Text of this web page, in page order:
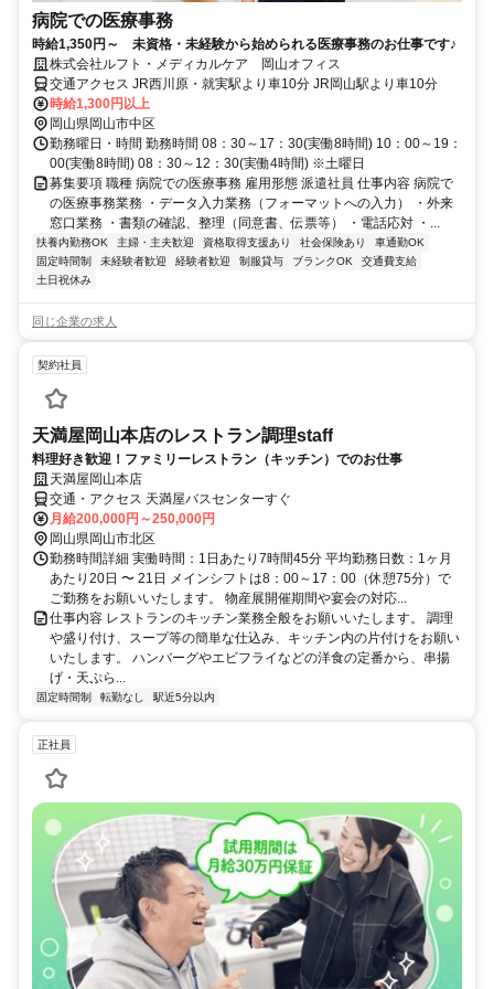
病院での医療事務
時給1,350円～ 未資格・未経験から始められる医療事務のお仕事です♪
株式会社ルフト・メディカルケア 岡山オフィス
交通アクセス JR西川原・就実駅より車10分 JR岡山駅より車10分
時給1,300円以上
岡山県岡山市中区
勤務曜日・時間 勤務時間 08：30～17：30(実働8時間) 10：00～19：
00(実働8時間) 08：30～12：30(実働4時間) ※土曜日
募集要項 職種 病院での医療事務 雇用形態 派遣社員 仕事内容 病院で
の医療事務業務 ・データ入力業務（フォーマットへの入力） ・外来
窓口業務 ・書類の確認、整理（同意書、伝票等） ・電話応対 ・...
扶養内勤務OK 主婦・主夫歓迎 資格取得支援あり 社会保険あり
車通勤OK
固定時間制
未経験者歓迎 経験者歓迎 制服貸与 ブランクOK
交通費支給
土日祝休み
同じ企業の求人
契約社員
天満屋岡山本店のレストラン調理staff
料理好き歓迎！ファミリーレストラン（キッチン）でのお仕事
天満屋岡山本店
交通・アクセス 天満屋バスセンターすぐ
月給200,000円～250,000円
岡山県岡山市北区
勤務時間詳細 実働時間：1日あたり7時間45分 平均勤務日数：1ヶ月
あたり20日 〜 21日 メインシフトは8：00～17：00（休憩75分）で
ご勤務をお願いいたします。 物産展開催期間や宴会の対応...
仕事内容 レストランのキッチン業務全般をお願いいたします。 調理
や盛り付け、スープ等の簡単な仕込み、キッチン内の片付けをお願い
いたします。 ハンバーグやエビフライなどの洋食の定番から、串揚
げ・天ぷら...
固定時間制 転勤なし 駅近5分以内
正社員